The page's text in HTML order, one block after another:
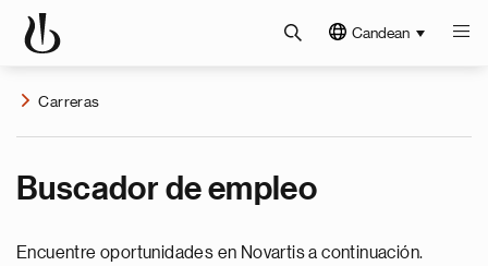
Candean
Carreras
Buscador de empleo
Encuentre oportunidades en Novartis a continuación.